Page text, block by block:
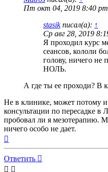
Пт окт 04, 2019 8:40 pm
stasikписал(а): ↑
Ср авг 28, 2019
Я проходил курс
сеансов, кололи
голову, ничего не
НОЛЬ.
А где ты ее проходи? В
Не в клинике, может потому и
консультации по пересадке в
пробовал ли я мезотерапию.
ничего особо не дает.
началу
Ответить